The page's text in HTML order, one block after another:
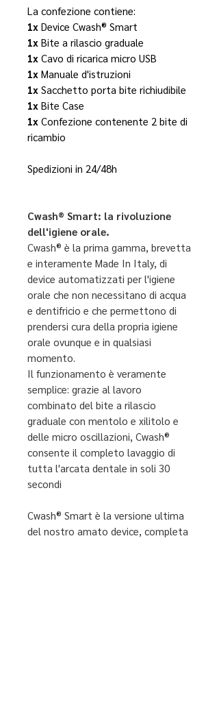
La confezione contiene:
1x Device Cwash® Smart
1x Bite a rilascio graduale
1x Cavo di ricarica micro USB
1x Manuale d'istruzioni
1x Sacchetto porta bite richiudibile
1x Bite Case
1x Confezione contenente 2 bite di
ricambio
Spedizioni in 24/48h
Cwash®️ Smart: la rivoluzione
dell'igiene orale.
Cwash® è la prima gamma, brevetta
e interamente Made In Italy, di
device automatizzati per l'igiene
orale che non necessitano di acqua
e dentifricio e che permettono di
prendersi cura della propria igiene
orale ovunque e in qualsiasi
momento.
Il funzionamento è veramente
semplice: grazie al lavoro
combinato del bite a rilascio
graduale con mentolo e xilitolo e
delle micro oscillazioni, Cwash®
consente il completo lavaggio di
tutta l'arcata dentale in soli 30
secondi
Cwash® Smart è la versione ultima
del nostro amato device, completa